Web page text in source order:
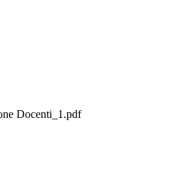
Docenti_1.pdf